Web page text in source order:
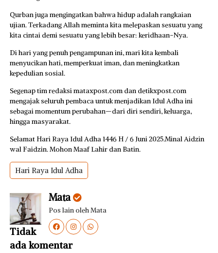
Qurban juga mengingatkan bahwa hidup adalah rangkaian
ujian. Terkadang Allah meminta kita melepaskan sesuatu yang
kita cintai demi sesuatu yang lebih besar: keridhaan-Nya.
Di hari yang penuh pengampunan ini, mari kita kembali
menyucikan hati, memperkuat iman, dan meningkatkan
kepedulian sosial.
Segenap tim redaksi mataxpost.com dan detikxpost.com
mengajak seluruh pembaca untuk menjadikan Idul Adha ini
sebagai momentum perubahan—dari diri sendiri, keluarga,
hingga masyarakat.
Selamat Hari Raya Idul Adha 1446 H / 6 Juni 2025.Minal Aidzin
wal Faidzin. Mohon Maaf Lahir dan Batin.
Hari Raya Idul Adha
Mata
Pos lain oleh Mata
Tidak
ada komentar